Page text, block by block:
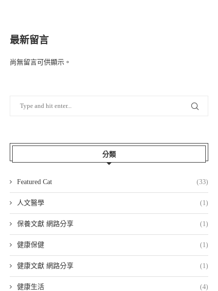
最新留言
尚無留言可供顯示。
分類
Featured Cat (33)
人文醫學 (1)
保養文獻 網路分享 (1)
健康保健 (1)
健康文獻 網路分享 (1)
健康生活 (4)